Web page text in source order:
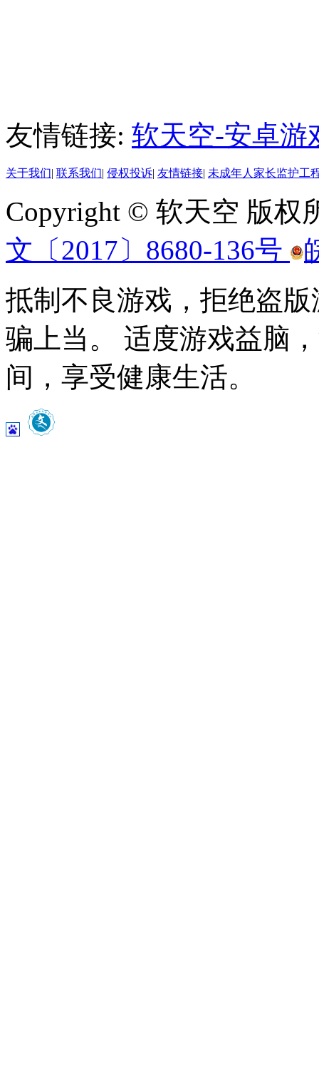
友情链接: 软天空-安卓游
关于我们| 联系我们| 侵权投诉| 友情链接| 未成年人家长监护工
Copyright © 软天空 版权
文〔2017〕8680-136号
抵制不良游戏，拒绝盗
骗上当。 适度游戏益脑
间，享受健康生活。